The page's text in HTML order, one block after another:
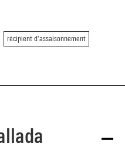
récipient d'assaisonnement